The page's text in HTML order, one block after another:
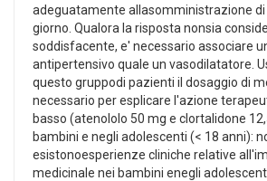
adeguatamente allasomministrazione di
giorno. Qualora la risposta nonsia
soddisfacente, e' necessario associare
antipertensivo quale un vasodilatatore.
questo gruppodi pazienti il dosaggio di
necessario per esplicare l'azione
basso (atenololo 50 mg e clortalidone
bambini e negli adolescenti (< 18 anni):
esistonoesperienze cliniche relative
medicinale nei bambini enegli